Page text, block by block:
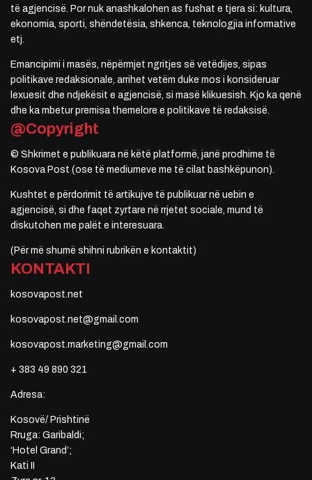
të agjencisë. Por nuk anashkalohen as fushat e tjera si: kultura,
ekonomia, sporti, shëndetësia, shkenca, teknologjia informative
etj.
Emancipimi i masës, nëpërmjet ngritjes së vetëdijes, sipas
politikave redaksionale, arrihet vetëm duke mos i konsideruar
lexuesit dhe ndjekësit e agjencisë, si masë klikuesish. Kjo ka qenë
dhe ka mbetur premisa themelore e politikave të redaksisë.
@Copyright
© Shkrimet e publikuara në këtë platformë, janë prodhime të
Kosova Post (ose të mediumeve me të cilat bashkëpunon).
Kushtet e përdorimit të artikujve të publikuar në uebin e
agjencisë, si dhe faqet zyrtare në rrjetet sociale, mund të
diskutohen me palët e interesuara.
(Për më shumë shihni rubrikën e kontaktit)
KONTAKTI
kosovapost.net
kosovapost.net@gmail.com
kosovapost.marketing@gmail.com
+ 383 49 890 321
Adresa:
Kosovë/ Prishtinë
Rruga: Garibaldi;
‘Hotel Grand’;
Kati II